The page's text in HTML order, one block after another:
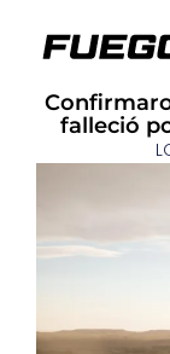
falleció